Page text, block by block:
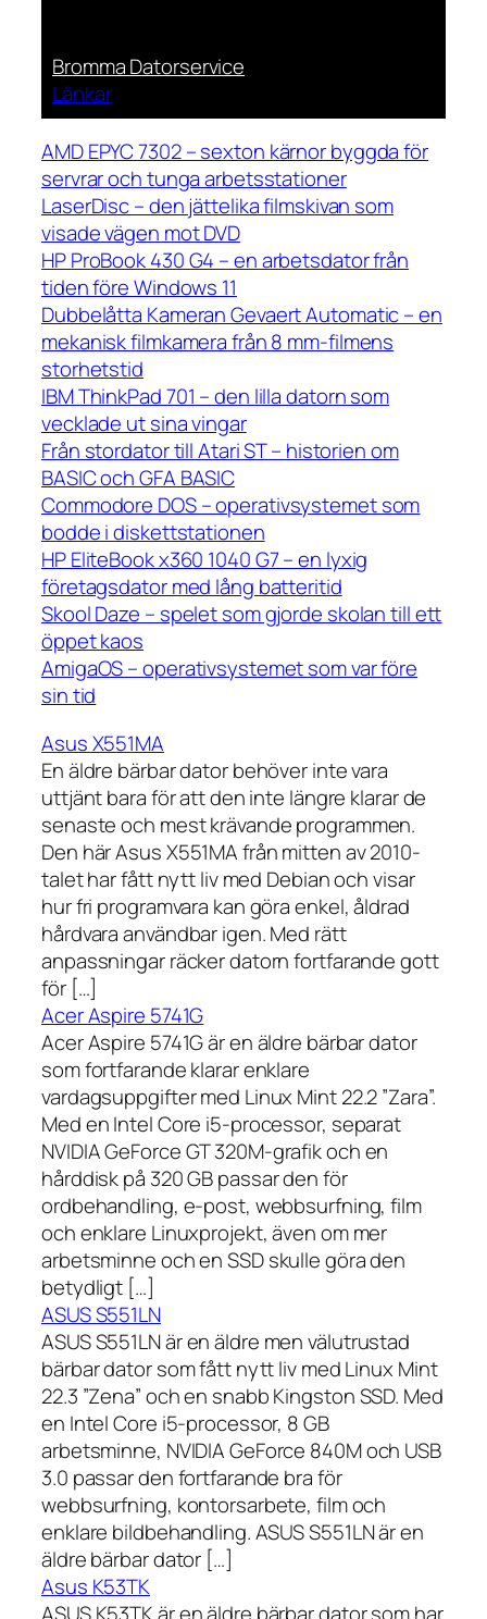
Bromma Datorservice
Länkar
AMD EPYC 7302 – sexton kärnor byggda för
servrar och tunga arbetsstationer
LaserDisc – den jättelika filmskivan som
visade vägen mot DVD
HP ProBook 430 G4 – en arbetsdator från
tiden före Windows 11
Dubbelåtta Kameran Gevaert Automatic – en
mekanisk filmkamera från 8 mm-filmens
storhetstid
IBM ThinkPad 701 – den lilla datorn som
vecklade ut sina vingar
Från stordator till Atari ST – historien om
BASIC och GFA BASIC
Commodore DOS – operativsystemet som
bodde i diskettstationen
HP EliteBook x360 1040 G7 – en lyxig
företagsdator med lång batteritid
Skool Daze – spelet som gjorde skolan till ett
öppet kaos
AmigaOS – operativsystemet som var före
sin tid
Asus X551MA
En äldre bärbar dator behöver inte vara
uttjänt bara för att den inte längre klarar de
senaste och mest krävande programmen.
Den här Asus X551MA från mitten av 2010-
talet har fått nytt liv med Debian och visar
hur fri programvara kan göra enkel, åldrad
hårdvara användbar igen. Med rätt
anpassningar räcker datorn fortfarande gott
för […]
Acer Aspire 5741G
Acer Aspire 5741G är en äldre bärbar dator
som fortfarande klarar enklare
vardagsuppgifter med Linux Mint 22.2 ”Zara”.
Med en Intel Core i5-processor, separat
NVIDIA GeForce GT 320M-grafik och en
hårddisk på 320 GB passar den för
ordbehandling, e-post, webbsurfning, film
och enklare Linuxprojekt, även om mer
arbetsminne och en SSD skulle göra den
betydligt […]
ASUS S551LN
ASUS S551LN är en äldre men välutrustad
bärbar dator som fått nytt liv med Linux Mint
22.3 ”Zena” och en snabb Kingston SSD. Med
en Intel Core i5-processor, 8 GB
arbetsminne, NVIDIA GeForce 840M och USB
3.0 passar den fortfarande bra för
webbsurfning, kontorsarbete, film och
enklare bildbehandling. ASUS S551LN är en
äldre bärbar dator […]
Asus K53TK
ASUS K53TK är en äldre bärbar dator som har